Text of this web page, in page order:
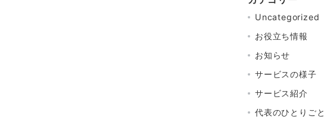
Uncategorized
お役立ち情報
お知らせ
サービスの様子
サービス紹介
代表のひとりごと